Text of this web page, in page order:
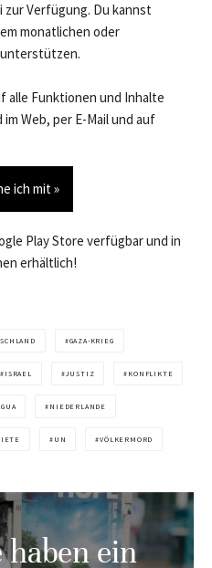
Verfügung. Du kannst
monatlichen oder
unterstützen.
Funktionen und Inhalte
Web, per E-Mail und auf
ich mit »
Play Store verfügbar und in
erhältlich!
GAZA-KRIEG
ISRAEL JUSTIZ KONFLIKTE
NIEDERLANDE
UN VÖLKERMORD
haben ein